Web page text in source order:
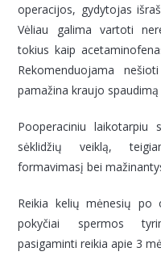
operacijos, gydytojas
Vėliau galima vartoti
tokius kaip
Rekomenduojama
pamažina kraujo spaudimą
Pooperaciniu laikotarpiu
sėklidžių veiklą,
formavimasį bei
Reikia kelių mėnesių po
pokyčiai spermos
pasigaminti reikia apie 3